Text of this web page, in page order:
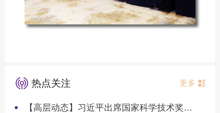
热点关注 更多
【高层动态】习近平出席国家科学技术奖励大会两院院士大会中国科协第十一次全国代表大会并发表重要讲话